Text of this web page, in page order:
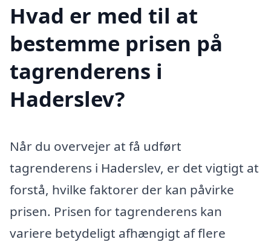
Hvad er med til at
bestemme prisen på
tagrenderens i
Haderslev?
Når du overvejer at få udført
tagrenderens i Haderslev, er det vigtigt at
forstå, hvilke faktorer der kan påvirke
prisen. Prisen for tagrenderens kan
variere betydeligt afhængigt af flere